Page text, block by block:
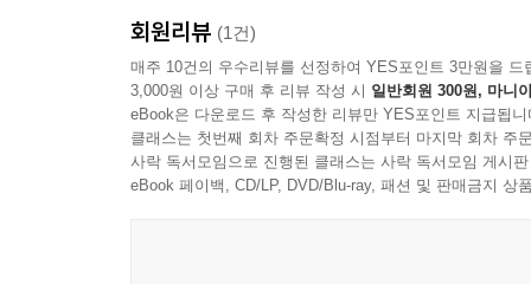
회원리뷰 (1건)
매주 10건의 우수리뷰를 선정하여 YES포인트 3만원을 드
3,000원 이상 구매 후 리뷰 작성 시 일반회원 300원, 마니
eBook은 다운로드 후 작성한 리뷰만 YES포인트 지급됩니
클래스는 첫번째 회차 주문확정 시점부터 마지막 회차 주
사락 독서모임으로 진행된 클래스는 사락 독서모임 게시
eBook 페이백, CD/LP, DVD/Blu-ray, 패션 및 판매금지 상